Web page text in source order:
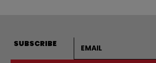
SUBSCRIBE